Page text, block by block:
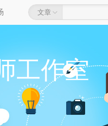
文章
工作室